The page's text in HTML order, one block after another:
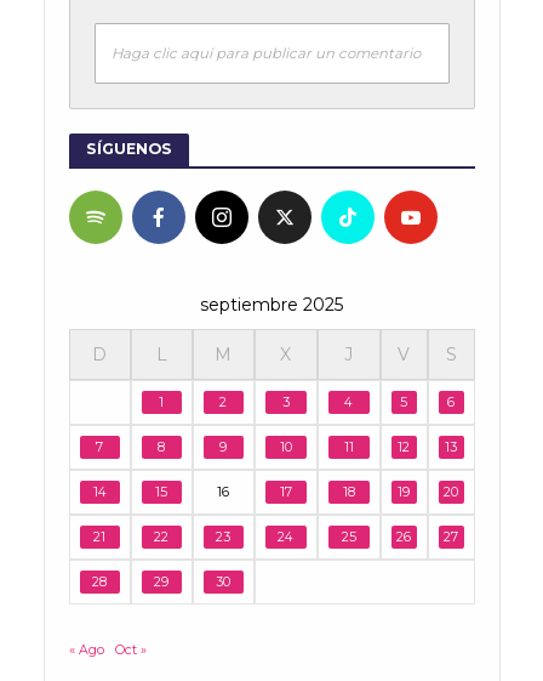
Haga clic aquí para publicar un comentario
SÍGUENOS
septiembre 2025
D L M X J V S
1 2 3 4 5 6
7 8 9 10 11 12 13
14 15 16 17 18 19 20
21 22 23 24 25 26 27
28 29 30
« Ago Oct »